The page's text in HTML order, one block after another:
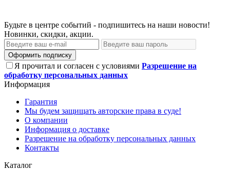
Будьте в центре событий - подпишитесь на наши новости!
Новинки, скидки, акции.
Оформить подписку
Я прочитал и согласен с условиями Разрешение на
обработку персональных данных
Информация
Гарантия
Мы будем защищать авторские права в суде!
О компании
Информация о доставке
Разрешение на обработку персональных данных
Контакты
Каталог